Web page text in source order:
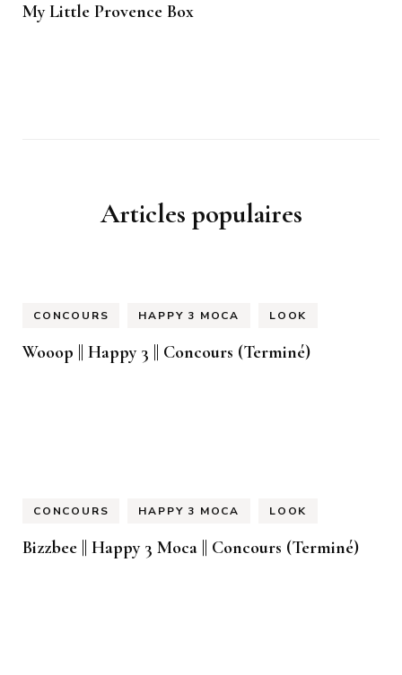
My Little Provence Box
Articles populaires
CONCOURS HAPPY 3 MOCA LOOK
Wooop || Happy 3 || Concours (Terminé)
CONCOURS HAPPY 3 MOCA LOOK
Bizzbee || Happy 3 Moca || Concours (Terminé)